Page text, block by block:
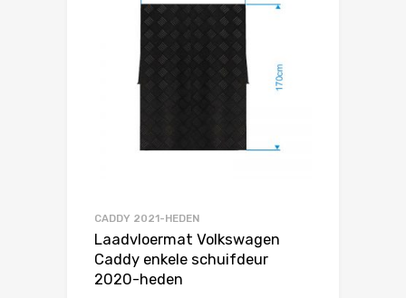
CADDY 2021-HEDEN
Laadvloermat Volkswagen
Caddy enkele schuifdeur
2020-heden